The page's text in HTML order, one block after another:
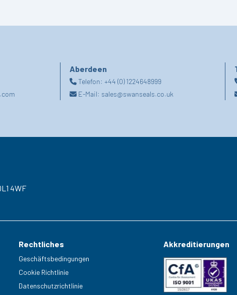
Aberdeen
Telefon: +44 (0) 1224648999
E-Mail: sales@swanseals.co.uk
4WF
Rechtliches
Geschäftsbedingungen
Cookie Richtlinie
Datenschutzrichtlinie
Akkreditierungen